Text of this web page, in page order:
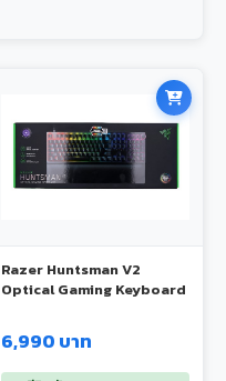
Razer Huntsman V2
Optical Gaming Keyboard
6,990 บาท